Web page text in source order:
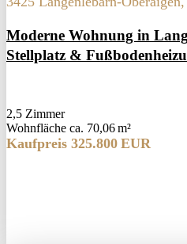
Moderne Wohnung in
Stellplatz &
2,5 Zimmer
Wohnfläche ca. 70,06 m²
Kaufpreis 325.800 EUR